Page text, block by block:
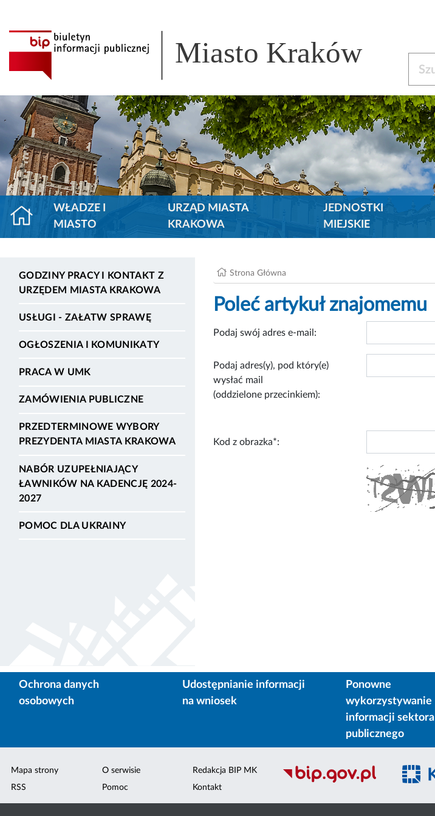
Miasto Kraków
WŁADZE I
MIASTO
URZĄD MIASTA
KRAKOWA
JEDNOSTKI
MIEJSKIE
GODZINY PRACY I KONTAKT Z
URZĘDEM MIASTA KRAKOWA
USŁUGI - ZAŁATW SPRAWĘ
OGŁOSZENIA I KOMUNIKATY
PRACA W UMK
ZAMÓWIENIA PUBLICZNE
PRZEDTERMINOWE WYBORY
PREZYDENTA MIASTA KRAKOWA
NABÓR UZUPEŁNIAJĄCY
ŁAWNIKÓW NA KADENCJĘ 2024-
2027
POMOC DLA UKRAINY
Strona Główna
Poleć artykuł znajomemu
Podaj swój adres e-mail:
Podaj adres(y), pod który(e)
wysłać mail
(oddzielone przecinkiem):
Kod z obrazka*:
Ochrona danych
osobowych
Udostępnianie informacji
na wniosek
Ponowne
wykorzystywanie
informacji sektora
publicznego
Mapa strony
RSS
O serwisie
Pomoc
Redakcja BIP MK
Kontakt